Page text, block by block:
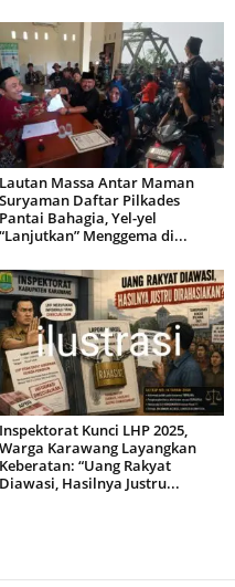
Lautan Massa Antar Maman
Suryaman Daftar Pilkades
Pantai Bahagia, Yel-yel
“Lanjutkan” Menggema di...
Inspektorat Kunci LHP 2025,
Warga Karawang Layangkan
Keberatan: “Uang Rakyat
Diawasi, Hasilnya Justru...